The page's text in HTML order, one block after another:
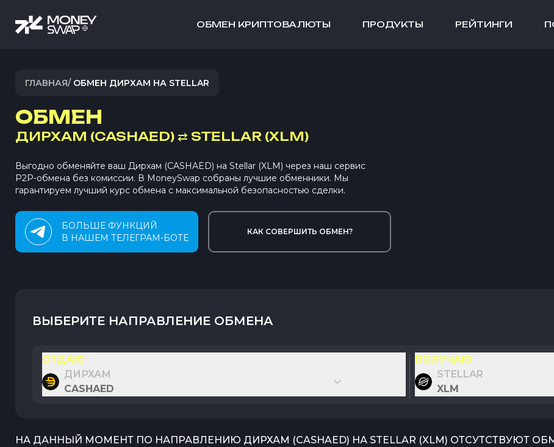
ОБМЕН КРИПТОВАЛЮТЫ ПРОДУКТЫ РЕЙТИНГИ
ГЛАВНАЯ/ ОБМЕН ДИРХАМ НА STELLAR
ОБМЕН
ДИРХАМ (CASHAED) ⇄ STELLAR (XLM)
Выгодно обменяйте ваш Дирхам (CASHAED) на Stellar (XLM) через наш сервис
P2P-обмена без комиссии. В MoneySwap собраны лучшие обменники. Мы
гарантируем лучший курс обмена с максимальной безопасностью сделки.
БОЛЬШЕ ФУНКЦИЙ
В НАШЕМ ТЕЛЕГРАМ-БОТЕ
КАК СОВЕРШИТЬ ОБМЕН?
ВЫБЕРИТЕ НАПРАВЛЕНИЕ ОБМЕНА
ОТДАЮ
ДИРХАМ
CASHAED
ПОЛУЧАЮ
STELLAR
XLM
НА ДАННЫЙ МОМЕНТ ПО НАПРАВЛЕНИЮ ДИРХАМ (CASHAED) НА STELLAR (XLM) ОТСУТСТВУЮТ